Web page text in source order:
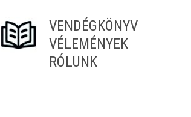
VENDÉGKÖNYV
VÉLEMÉNYEK
RÓLUNK